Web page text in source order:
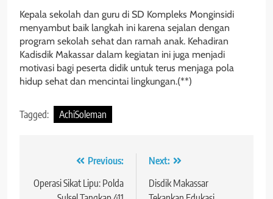
Kepala sekolah dan guru di SD Kompleks Monginsidi
menyambut baik langkah ini karena sejalan dengan
program sekolah sehat dan ramah anak. Kehadiran
Kadisdik Makassar dalam kegiatan ini juga menjadi
motivasi bagi peserta didik untuk terus menjaga pola
hidup sehat dan mencintai lingkungan.(**)
Tagged: AchiSoleman
Navigasi
pos
Previous:
Operasi Sikat Lipu: Polda
Next:
Disdik Makassar